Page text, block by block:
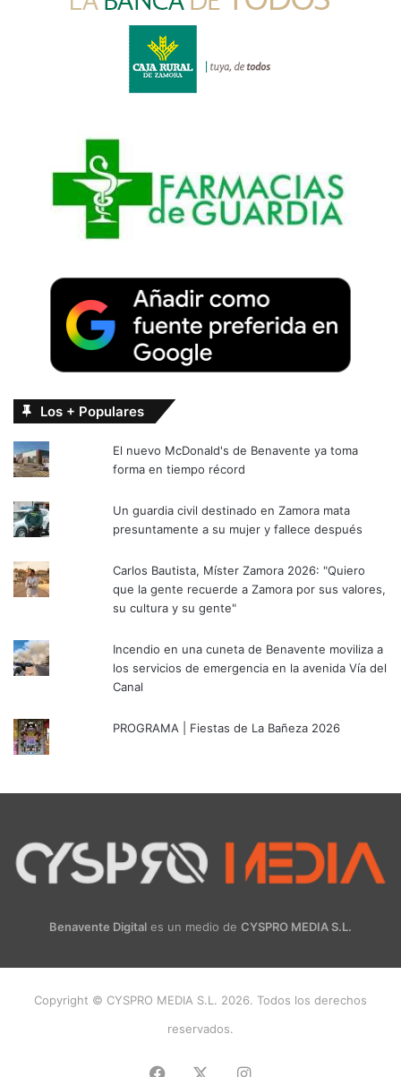
Los + Populares
El nuevo McDonald's de Benavente ya toma
forma en tiempo récord
Un guardia civil destinado en Zamora mata
presuntamente a su mujer y fallece después
Carlos Bautista, Míster Zamora 2026: "Quiero
que la gente recuerde a Zamora por sus valores,
su cultura y su gente"
Incendio en una cuneta de Benavente moviliza a
los servicios de emergencia en la avenida Vía del
Canal
PROGRAMA | Fiestas de La Bañeza 2026
Benavente Digital es un medio de CYSPRO MEDIA S.L.
Copyright © CYSPRO MEDIA S.L. 2026. Todos los derechos
reservados.
Facebook Instagram